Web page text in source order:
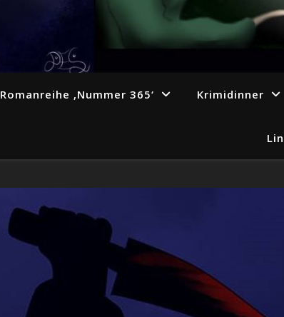
Romanreihe ‚Nummer 365‘ Krimidinner